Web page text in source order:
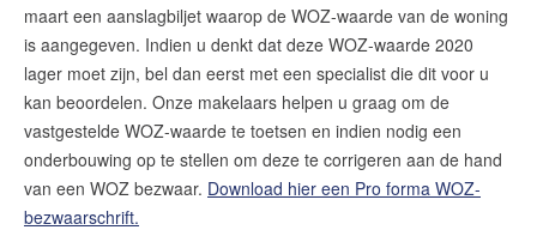
maart een aanslagbiljet waarop de WOZ-waarde van de woning
is aangegeven. Indien u denkt dat deze WOZ-waarde 2020
lager moet zijn, bel dan eerst met een specialist die dit voor u
kan beoordelen. Onze makelaars helpen u graag om de
vastgestelde WOZ-waarde te toetsen en indien nodig een
onderbouwing op te stellen om deze te corrigeren aan de hand
van een WOZ bezwaar. Download hier een Pro forma WOZ-
bezwaarschrift.